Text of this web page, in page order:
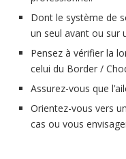
Dont le système de
un seul avant ou sur
Pensez à vérifier la
celui du Border /
Assurez-vous que
Orientez-vous vers
cas ou vous